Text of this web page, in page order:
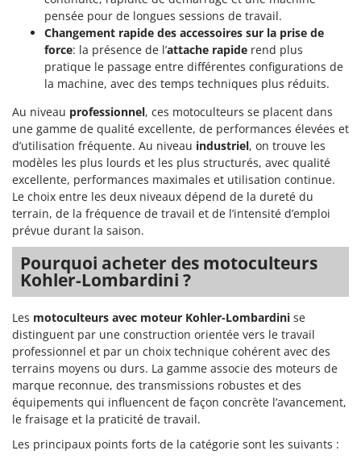
pensée pour de longues sessions de travail.
Changement rapide des accessoires sur la prise de
force: la présence de l’attache rapide rend plus
pratique le passage entre différentes configurations de
la machine, avec des temps techniques plus réduits.
Au niveau professionnel, ces motoculteurs se placent dans
une gamme de qualité excellente, de performances élevées et
d’utilisation fréquente. Au niveau industriel, on trouve les
modèles les plus lourds et les plus structurés, avec qualité
excellente, performances maximales et utilisation continue.
Le choix entre les deux niveaux dépend de la dureté du
terrain, de la fréquence de travail et de l’intensité d’emploi
prévue durant la saison.
Pourquoi acheter des motoculteurs
Kohler-Lombardini ?
Les motoculteurs avec moteur Kohler-Lombardini se
distinguent par une construction orientée vers le travail
professionnel et par un choix technique cohérent avec des
terrains moyens ou durs. La gamme associe des moteurs de
marque reconnue, des transmissions robustes et des
équipements qui influencent de façon concrète l’avancement,
le fraisage et la praticité de travail.
Les principaux points forts de la catégorie sont les suivants :